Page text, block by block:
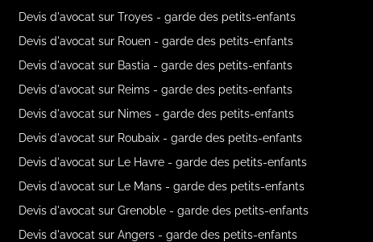
Devis d'avocat sur Troyes - garde des petits-enfants
Devis d'avocat sur Rouen - garde des petits-enfants
Devis d'avocat sur Bastia - garde des petits-enfants
Devis d'avocat sur Reims - garde des petits-enfants
Devis d'avocat sur Nimes - garde des petits-enfants
Devis d'avocat sur Roubaix - garde des petits-enfants
Devis d'avocat sur Le Havre - garde des petits-enfants
Devis d'avocat sur Le Mans - garde des petits-enfants
Devis d'avocat sur Grenoble - garde des petits-enfants
Devis d'avocat sur Angers - garde des petits-enfants